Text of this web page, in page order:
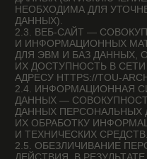
ВКЛЮЧАЯ СБОР, ЗАПИСЬ,
НАКОПЛЕНИЕ, ХРАНЕНИЕ,
ИЗМЕНЕНИЕ), ИЗВЛЕЧЕНИЕ,
(РАСПРОСТРАНЕНИЕ,
ОБЕЗЛИЧИВАНИЕ, БЛОКИРОВАНИЕ,
УНИЧТОЖЕНИЕ ПЕРСОНАЛЬНЫХ
2.7. ОПЕРАТОР — ГОСУДАРСТВЕННЫЙ
МУНИЦИПАЛЬНЫЙ ОРГАН,
ФИЗИЧЕСКОЕ ЛИЦО,
СОВМЕСТНО С ДРУГИМИ ЛИЦАМИ
ИЛИ ОСУЩЕСТВЛЯЮЩИЕ
ДАННЫХ, А ТАКЖЕ ОПРЕДЕЛЯЮЩИЕ
ПЕРСОНАЛЬНЫХ ДАННЫХ, СОСТАВ
ДАННЫХ, ПОДЛЕЖАЩИХ ОБРАБОТКЕ,
(ОПЕРАЦИИ), СОВЕРШАЕМЫЕ С
ДАННЫМИ.
2.8. ПЕРСОНАЛЬНЫЕ ДАННЫЕ —
ОТНОСЯЩАЯСЯ ПРЯМО ИЛИ
К ОПРЕДЕЛЕННОМУ ИЛИ